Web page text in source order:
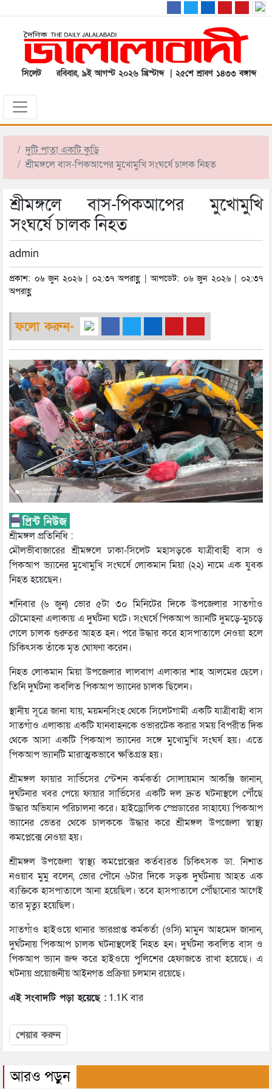
সিলেট রবিবার, ৯ই আগস্ট ২০২৬ খ্রিস্টাব্দ | ২৫শে শ্রাবণ ১৪৩৩ বঙ্গাব্দ
দুটি পাতা একটি কুড়ি
শ্রীমঙ্গলে বাস-পিকআপের মুখোমুখি সংঘর্ষে চালক নিহত
শ্রীমঙ্গলে বাস-পিকআপের মুখোমুখি
সংঘর্ষে চালক নিহত
admin
প্রকাশ: ০৬ জুন ২০২৬ | ০২:৩৭ অপরাহ্ণ | আপডেট: ০৬ জুন ২০২৬ | ০২:৩৭
অপরাহ্ণ
ফলো করুন-
শ্রীমঙ্গল প্রতিনিধি :
মৌলভীবাজারের শ্রীমঙ্গলে ঢাকা-সিলেট মহাসড়কে যাত্রীবাহী বাস ও
পিকআপ ভ্যানের মুখোমুখি সংঘর্ষে লোকমান মিয়া (২২) নামে এক যুবক
নিহত হয়েছেন।
শনিবার (৬ জুন) ভোর ৫টা ৩০ মিনিটের দিকে উপজেলার সাতগাঁও
চৌমোহনা এলাকায় এ দুর্ঘটনা ঘটে। সংঘর্ষে পিকআপ ভ্যানটি দুমড়ে-মুচড়ে
গেলে চালক গুরুতর আহত হন। পরে উদ্ধার করে হাসপাতালে নেওয়া হলে
চিকিৎসক তাঁকে মৃত ঘোষণা করেন।
নিহত লোকমান মিয়া উপজেলার লালবাগ এলাকার শাহ আলমের ছেলে।
তিনি দুর্ঘটনা কবলিত পিকআপ ভ্যানের চালক ছিলেন।
স্থানীয় সূত্রে জানা যায়, ময়মনসিংহ থেকে সিলেটগামী একটি যাত্রীবাহী বাস
সাতগাঁও এলাকায় একটি যানবাহনকে ওভারটেক করার সময় বিপরীত দিক
থেকে আসা একটি পিকআপ ভ্যানের সঙ্গে মুখোমুখি সংঘর্ষ হয়। এতে
পিকআপ ভ্যানটি মারাত্মকভাবে ক্ষতিগ্রস্ত হয়।
শ্রীমঙ্গল ফায়ার সার্ভিসের স্টেশন কর্মকর্তা সোলায়মান আকঞ্জি জানান,
দুর্ঘটনার খবর পেয়ে ফায়ার সার্ভিসের একটি দল দ্রুত ঘটনাস্থলে পৌঁছে
উদ্ধার অভিযান পরিচালনা করে। হাইড্রোলিক স্প্রেডারের সাহায্যে পিকআপ
ভ্যানের ভেতর থেকে চালককে উদ্ধার করে শ্রীমঙ্গল উপজেলা স্বাস্থ্য
কমপ্লেক্সে নেওয়া হয়।
শ্রীমঙ্গল উপজেলা স্বাস্থ্য কমপ্লেক্সের কর্তব্যরত চিকিৎসক ডা. নিশাত
নওয়াব মুমু বলেন, ভোর পৌনে ৬টার দিকে সড়ক দুর্ঘটনায় আহত এক
ব্যক্তিকে হাসপাতালে আনা হয়েছিল। তবে হাসপাতালে পৌঁছানোর আগেই
তার মৃত্যু হয়েছিল।
সাতগাঁও হাইওয়ে থানার ভারপ্রাপ্ত কর্মকর্তা (ওসি) মামুন আহমেদ জানান,
দুর্ঘটনায় পিকআপ চালক ঘটনাস্থলেই নিহত হন। দুর্ঘটনা কবলিত বাস ও
পিকআপ ভ্যান জব্দ করে হাইওয়ে পুলিশের হেফাজতে রাখা হয়েছে। এ
ঘটনায় প্রয়োজনীয় আইনগত প্রক্রিয়া চলমান রয়েছে।
এই সংবাদটি পড়া হয়েছে : 1.1K বার
শেয়ার করুন
আরও পড়ুন